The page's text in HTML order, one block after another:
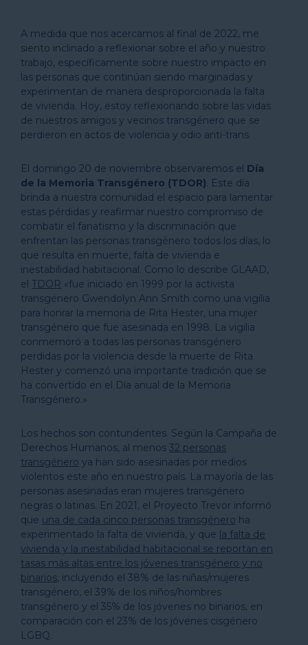
A medida que nos acercamos al final de 2022, me
siento inclinado a reflexionar sobre el año y nuestro
trabajo, específicamente sobre nuestro impacto en
las personas que continúan siendo marginadas y
experimentan de manera desproporcionada la falta
de vivienda. Hoy, estoy reflexionando sobre las vidas
de nuestros amigos y vecinos transgénero que se
perdieron en actos de violencia y odio anti-trans.
El domingo 20 de noviembre observaremos el Día
de la Memoria Transgénero (TDOR). Este día
brinda a nuestra comunidad el espacio para lamentar
estas pérdidas y reafirmar nuestro compromiso de
combatir el fanatismo y la discriminación que
enfrentan las personas transgénero todos los días, lo
que resulta en muerte, falta de vivienda e
inestabilidad habitacional. Como lo describe GLAAD,
el TDOR «fue iniciado en 1999 por la activista
transgénero Gwendolyn Ann Smith como una vigilia
para honrar la memoria de Rita Hester, una mujer
transgénero que fue asesinada en 1998. La vigilia
conmemoró a todas las personas transgénero
perdidas por la violencia desde la muerte de Rita
Hester y comenzó una importante tradición que se
ha convertido en el Día anual de la Memoria
Transgénero.»
Los hechos son contundentes. Según la Campaña de
Derechos Humanos, al menos 32 personas
transgénero ya han sido asesinadas por medios
violentos este año en nuestro país. La mayoría de las
personas asesinadas eran mujeres transgénero
negras o latinas. En 2021, el Proyecto Trevor informó
que una de cada cinco personas transgénero ha
experimentado la falta de vivienda, y que la falta de
vivienda y la inestabilidad habitacional se reportan en
tasas más altas entre los jóvenes transgénero y no
binarios, incluyendo el 38% de las niñas/mujeres
transgénero, el 39% de los niños/hombres
transgénero y el 35% de los jóvenes no binarios, en
comparación con el 23% de los jóvenes cisgénero
LGBQ.